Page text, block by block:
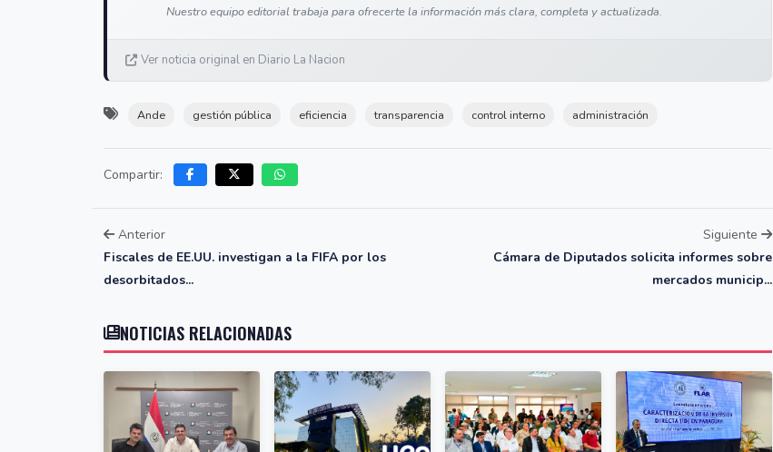
Nuestro equipo editorial trabaja para ofrecerte la información más clara, completa y actualizada.
Ver noticia original en Diario La Nacion
Ande gestión pública eficiencia transparencia control interno administración
Compartir:
Anterior
Fiscales de EE.UU. investigan a la FIFA por los
desorbitados...
Siguiente
Cámara de Diputados solicita informes sobre
mercados municip...
NOTICIAS RELACIONADAS